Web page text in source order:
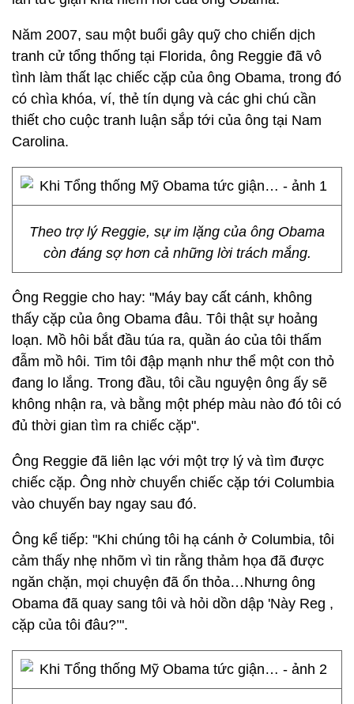
Năm 2007, sau một buổi gây quỹ cho chiến dịch
tranh cử tổng thống tại Florida, ông Reggie đã vô
tình làm thất lạc chiếc cặp của ông Obama, trong đó
có chìa khóa, ví, thẻ tín dụng và các ghi chú cần
thiết cho cuộc tranh luận sắp tới của ông tại Nam
Carolina.
Theo trợ lý Reggie, sự im lặng của ông Obama
còn đáng sợ hơn cả những lời trách mắng.
Ông Reggie cho hay: "Máy bay cất cánh, không
thấy cặp của ông Obama đâu. Tôi thật sự hoảng
loạn. Mồ hôi bắt đầu túa ra, quần áo của tôi thấm
đẫm mồ hôi. Tim tôi đập mạnh như thể một con thỏ
đang lo lắng. Trong đầu, tôi cầu nguyện ông ấy sẽ
không nhận ra, và bằng một phép màu nào đó tôi có
đủ thời gian tìm ra chiếc cặp".
Ông Reggie đã liên lạc với một trợ lý và tìm được
chiếc cặp. Ông nhờ chuyển chiếc cặp tới Columbia
vào chuyến bay ngay sau đó.
Ông kể tiếp: "Khi chúng tôi hạ cánh ở Columbia, tôi
cảm thấy nhẹ nhõm vì tin rằng thảm họa đã được
ngăn chặn, mọi chuyện đã ổn thỏa…Nhưng ông
Obama đã quay sang tôi và hỏi dồn dập 'Này Reg ,
cặp của tôi đâu?’".